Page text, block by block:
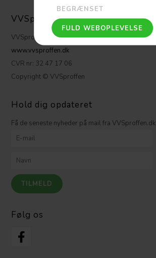
VVSpoffen ApS
VVSproffen.dk ApS
www.vvsproffen.dk
CVR nr: 32 47 17 06
Copyright © VVSproffen
Hold dig opdateret
Få de seneste nyheder på mail fra VVSproffen.dk
Følg os